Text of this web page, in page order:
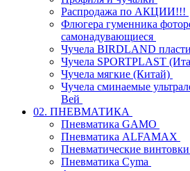
Распродажа по АКЦИИ!!!
Флюгера гуменника
самонадувающиеся
Чучела BIRDLAND
Чучела SPORTPLAST
Чучела мягкие (Китай)
Чучела сминаемые
Вей
02. ПНЕВМАТИКА
Пневматика GAMO
Пневматика ALFAMAX
Пневматические
Пневматика Cyma